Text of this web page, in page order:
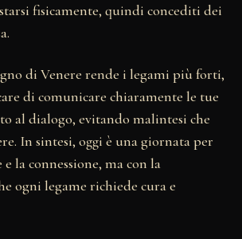
fisicamente, quindi concediti dei
di Venere rende i legami più forti,
di comunicare chiaramente le tue
al dialogo, evitando malintesi che
In sintesi, oggi è una giornata per
la connessione, ma con la
ogni legame richiede cura e